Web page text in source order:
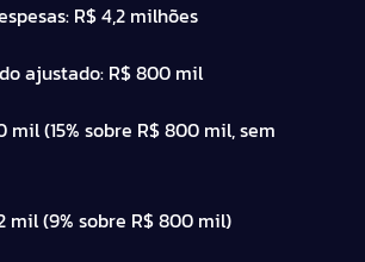
R$ 4,2 milhões
ajustado: R$ 800 mil
mil (15% sobre R$ 800 mil, sem
mil (9% sobre R$ 800 mil)